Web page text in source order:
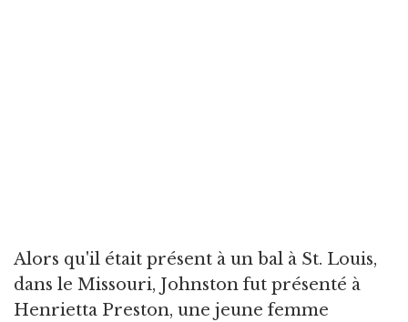
Alors qu'il était présent à un bal à St. Louis,
dans le Missouri, Johnston fut présenté à
Henrietta Preston, une jeune femme